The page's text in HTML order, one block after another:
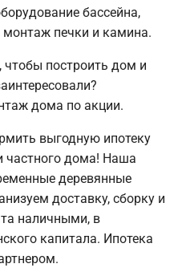
бассейна,
монтаж печки и камина.
построить дом и
дома по акции.
выгодную ипотеку
частного дома! Наша
деревянные
доставку, сборку и
наличными, в
капитала. Ипотека